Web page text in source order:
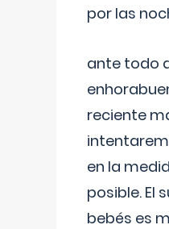
por las
ante todo
reciente
en la
posible. El
bebés es